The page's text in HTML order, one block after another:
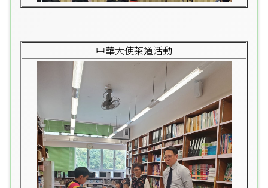
中華大使茶道活動